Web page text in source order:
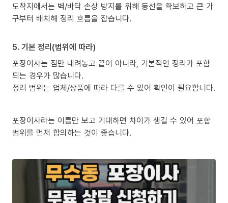
도착지에서는 벽/바닥 손상 방지를 위해 동선을 확보하고 큰 가
구부터 배치해 정리 흐름을 잡습니다.
5. 기본 정리(범위에 따라)
포장이사는 짐만 내려놓고 끝이 아니라, 기본적인 정리가 포함
되는 경우가 많습니다.
정리 범위는 업체/상품에 따라 다를 수 있어 확인이 필요합니다.
포장이사라는 이름만 보고 기대하면 차이가 생길 수 있어 포함
범위를 먼저 합의하는 것이 좋습니다.